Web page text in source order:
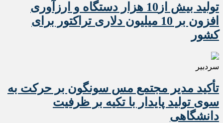
تولید بیش از10 هزار دستگاه و ارزآوری
افزون بر 10 میلیون دلاری تراکتور برای
کشور
سردبیر
تأکید مدیر مجتمع مس سونگون بر حرکت به
سوی تولید پایدار با تکیه بر ظرفیت
دانشگاهی